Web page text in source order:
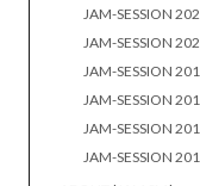
JAM-SESSION
JAM-SESSION
JAM-SESSION
JAM-SESSION
JAM-SESSION
JAM-SESSION